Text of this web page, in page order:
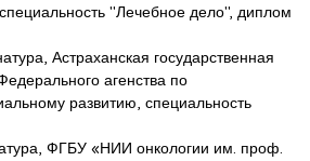
"Лечебное дело", диплом
Астраханская государственная
агенства по
развитию, специальность
ФГБУ «НИИ онкологии им. проф.